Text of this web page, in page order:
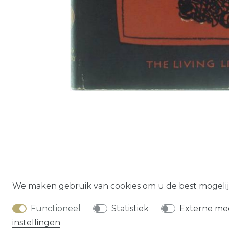
We maken gebruik van cookies om u de best
Functioneel Statistiek Externe
instellingen